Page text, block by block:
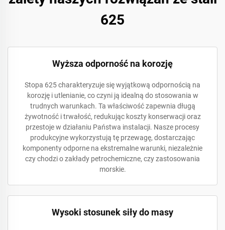
625
Wyższa odporność na korozję
Stopa 625 charakteryzuje się wyjątkową odpornością na
korozję i utlenianie, co czyni ją idealną do stosowania w
trudnych warunkach. Ta właściwość zapewnia długą
żywotność i trwałość, redukując koszty konserwacji oraz
przestoje w działaniu Państwa instalacji. Nasze procesy
produkcyjne wykorzystują tę przewagę, dostarczając
komponenty odporne na ekstremalne warunki, niezależnie
czy chodzi o zakłady petrochemiczne, czy zastosowania
morskie.
Wysoki stosunek siły do masy